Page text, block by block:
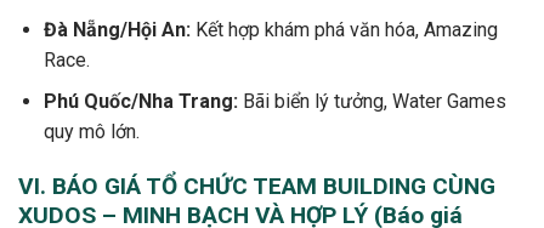
Đà Nẵng/Hội An:Kết hợp khám phá văn hóa, Amazing
Race.
Phú Quốc/Nha Trang:Bãi biển lý tưởng, Water Games
quy mô lớn.
VI. BÁO GIÁ TỔ CHỨC TEAM BUILDING CÙNG
XUDOS – MINH BẠCH VÀ HỢP LÝ (Báo giá